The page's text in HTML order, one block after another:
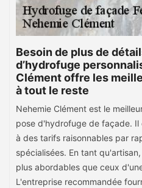
Besoin de plus de
d’hydrofuge
Clément offre les
à tout le reste
Nehemie Clément est le
pose d'hydrofuge de façade.
à des tarifs raisonnables par
spécialisées. En tant
plus abordables que ceux
L'entreprise recommandée